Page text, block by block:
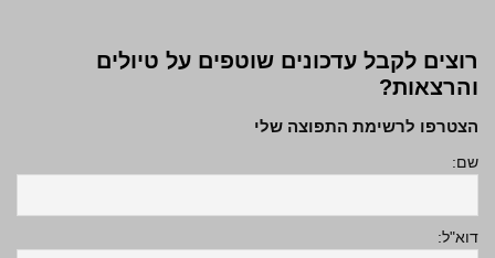
רוצים לקבל עדכונים שוטפים על טיולים
והרצאות?
הצטרפו לרשימת התפוצה שלי
שם:
דוא"ל: